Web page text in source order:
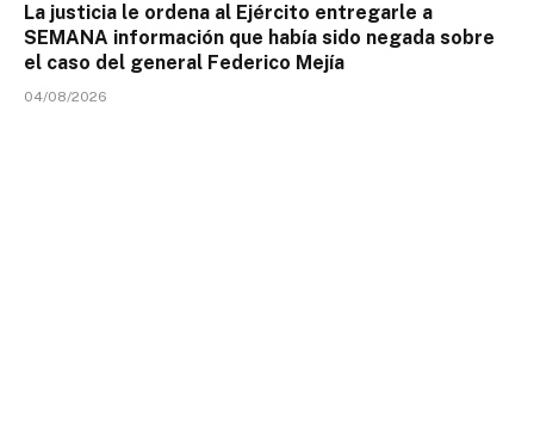
La justicia le ordena al Ejército entregarle a
SEMANA información que había sido negada sobre
el caso del general Federico Mejía
04/08/2026